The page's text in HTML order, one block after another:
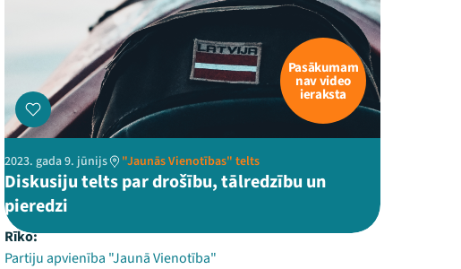
Pasākumam
nav video
ieraksta
2023. gada 9. jūnijs "Jaunās Vienotības" telts
Diskusiju telts par drošību, tālredzību un
pieredzi
Rīko:
Partiju apvienība "Jaunā Vienotība"